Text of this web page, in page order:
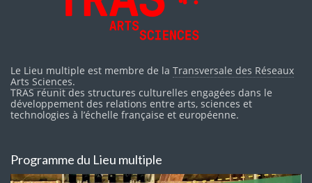
Le Lieu multiple est membre de la Transversale des Réseaux
Arts Sciences.
TRAS réunit des structures culturelles engagées dans le
développement des relations entre arts, sciences et
technologies à l’échelle française et européenne.
Programme du Lieu multiple